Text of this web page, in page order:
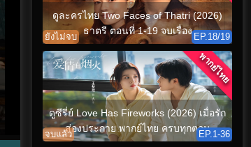
ดูละครไทย Two Faces of Thatri (2026)
ธาตรี ตอนที่ 1-19 จบเรื่อง
ยังไม่จบ EP.18/19
ดูซีรี่ย์ Love Has Fireworks (2026) เมื่อรัก
ส่องประกาย พากย์ไทย ครบทุกตอน
จบแล้ว EP.1-36
พากย์ไทย